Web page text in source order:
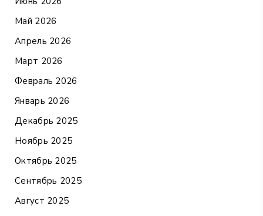
Май 2026
Апрель 2026
Март 2026
Февраль 2026
Январь 2026
Декабрь 2025
Ноябрь 2025
Октябрь 2025
Сентябрь 2025
Август 2025